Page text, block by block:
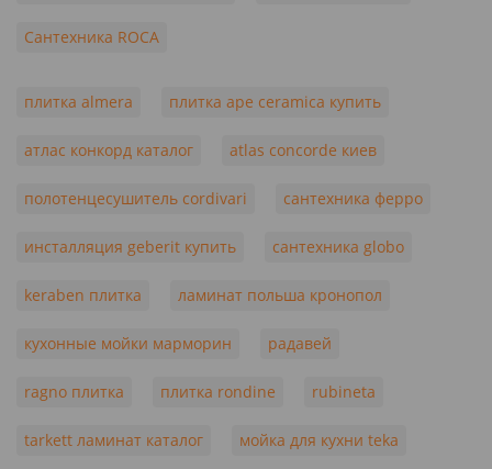
Сантехника ROCA
плитка almera плитка ape ceramica купить
атлас конкорд каталог atlas concorde киев
полотенцесушитель cordivari сантехника ферро
инсталляция geberit купить сантехника globo
keraben плитка ламинат польша кронопол
кухонные мойки марморин радавей
ragno плитка плитка rondine rubineta
tarkett ламинат каталог мойка для кухни teka